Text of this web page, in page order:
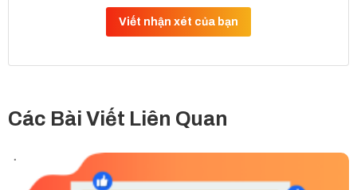
Viết nhận xét của bạn
Các Bài Viết Liên Quan